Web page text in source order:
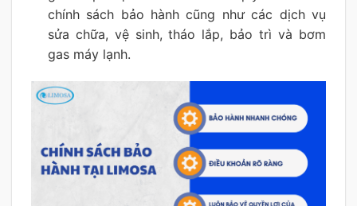
chính sách bảo hành cũng như các dịch vụ
sửa chữa, vệ sinh, tháo lắp, bảo trì và bơm
gas máy lạnh.